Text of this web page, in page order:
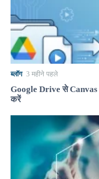
ब्लॉग 3 महीने पहले
Google Drive से Canvas
करें